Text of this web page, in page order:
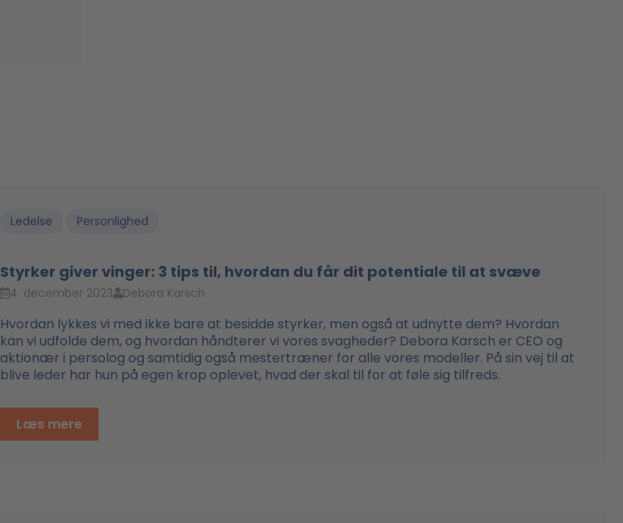
Ledelse Personlighed
Styrker giver vinger: 3 tips til, hvordan du får dit potentiale til at svæve
4. december 2023 Debora Karsch
Hvordan lykkes vi med ikke bare at besidde styrker, men også at udnytte dem? Hvordan
kan vi udfolde dem, og hvordan håndterer vi vores svagheder? Debora Karsch er CEO og
aktionær i persolog og samtidig også mestertræner for alle vores modeller. På sin vej til at
blive leder har hun på egen krop oplevet, hvad der skal til for at føle sig tilfreds.
Læs mere